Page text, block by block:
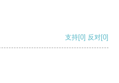
支持[0] 反对[0]